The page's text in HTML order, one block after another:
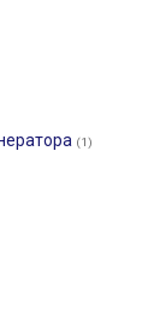
(1)